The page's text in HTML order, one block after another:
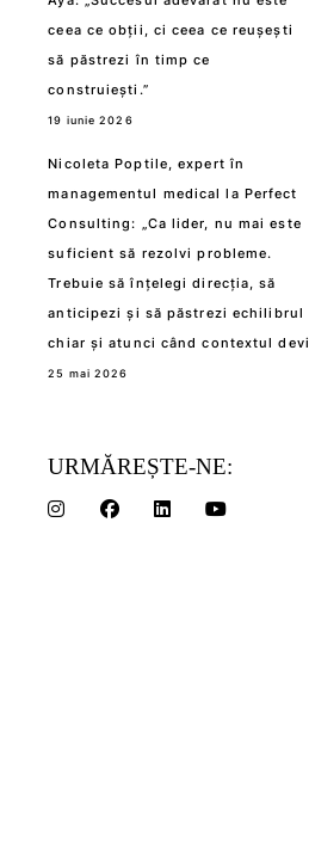
ceea ce obții, ci ceea ce reușești
să păstrezi în timp ce
construiești.”
19 iunie 2026
Nicoleta Poptile, expert în
managementul medical la Perfect
Consulting: „Ca lider, nu mai este
suficient să rezolvi probleme.
Trebuie să înțelegi direcția, să
anticipezi și să păstrezi echilibrul
chiar și atunci când contextul
25 mai 2026
URMĂREȘTE-NE: